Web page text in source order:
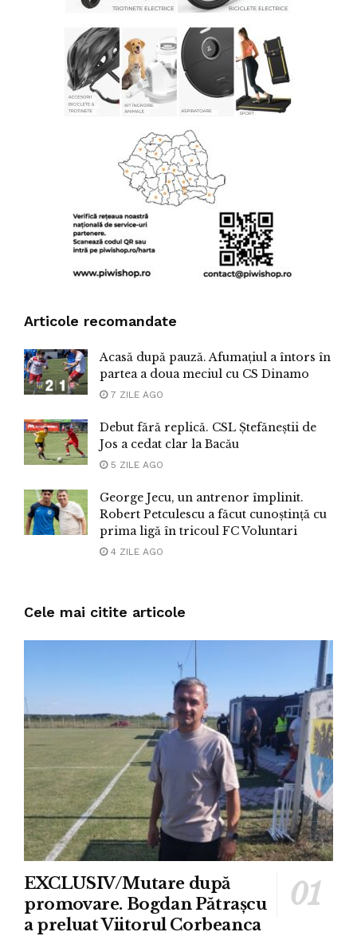
Articole recomandate
Acasă după pauză. Afumațiul a întors în
partea a doua meciul cu CS Dinamo
7 ZILE AGO
Debut fără replică. CSL Ștefăneștii de
Jos a cedat clar la Bacău
5 ZILE AGO
George Jecu, un antrenor împlinit.
Robert Petculescu a făcut cunoștință cu
prima ligă în tricoul FC Voluntari
4 ZILE AGO
Cele mai citite articole
EXCLUSIV/Mutare după
promovare. Bogdan Pătrașcu
a preluat Viitorul Corbeanca